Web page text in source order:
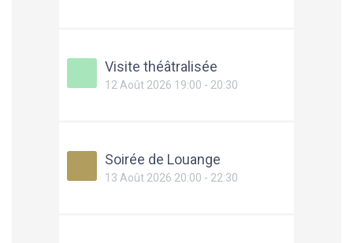
Visite théâtralisée
12 Août 2026 19:00 - 20:30
Soirée de Louange
13 Août 2026 20:00 - 22:30